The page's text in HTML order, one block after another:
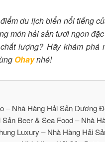
du lịch biển nổi tiếng
món hải sản tươi ngon
lượng? Hãy khám phá
Ohaynhé!
– Nhà Hàng Hải Sản Dương
Beer & Sea Food – Nhà
Luxury – Nhà Hàng Hải